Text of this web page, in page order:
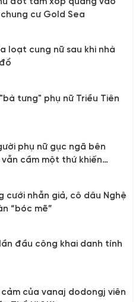
cư Gold Sea
loạt cung nữ sau khi nhà
tưng" phụ nữ Triều Tiên
phụ nữ gục ngã bên
cầm một thứ khiến
cưới nhẫn giả, cô dâu Nghệ
“bóc mẽ”
đầu công khai danh tính
của vanaj dodongj viên